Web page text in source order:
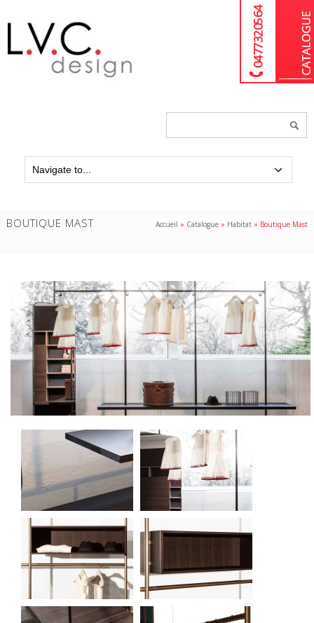
04 77 32 05 64
BOUTIQUE MAST Accueil » Catalogue » Habitat » Boutique Mast